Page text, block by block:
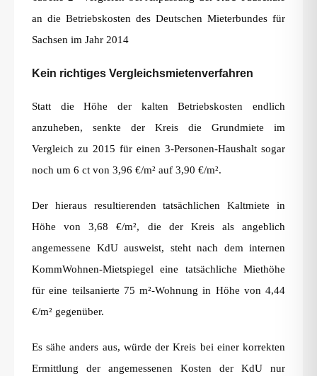
an die Betriebskosten des Deutschen Mieterbundes für
Sachsen im Jahr 2014
Kein richtiges Vergleichsmietenverfahren
Statt die Höhe der kalten Betriebskosten endlich
anzuheben, senkte der Kreis die Grundmiete im
Vergleich zu 2015 für einen 3-Personen-Haushalt sogar
noch um 6 ct von 3,96 €/m² auf 3,90 €/m².
Der hieraus resultierenden tatsächlichen Kaltmiete in
Höhe von 3,68 €/m², die der Kreis als angeblich
angemessene KdU ausweist, steht nach dem internen
KommWohnen-Mietspiegel eine tatsächliche Miethöhe
für eine teilsanierte 75 m²-Wohnung in Höhe von 4,44
€/m² gegenüber.
Es sähe anders aus, würde der Kreis bei einer korrekten
Ermittlung der angemessenen Kosten der KdU nur